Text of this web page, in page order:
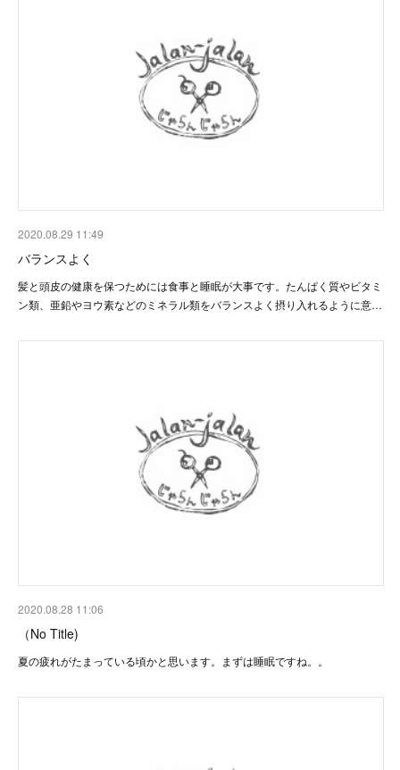
2020.08.29 11:49
バランスよく
髪と頭皮の健康を保つためには食事と睡眠が大事です。たんぱく質やビタミ
ン類、亜鉛やヨウ素などのミネラル類をバランスよく摂り入れるように意…
2020.08.28 11:06
（No Title)
夏の疲れがたまっている頃かと思います。まずは睡眠ですね。。